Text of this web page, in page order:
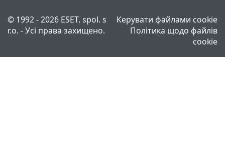
© 1992 - 2026 ESET, spol. s
r.o. - Усі права захищено.
Керувати файлами cookie
Політика щодо файлів
cookie